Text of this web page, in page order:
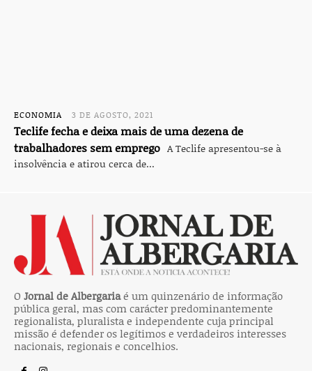
ECONOMIA 3 DE AGOSTO, 2021
Teclife fecha e deixa mais de uma dezena de
trabalhadores sem emprego A Teclife apresentou-se à
insolvência e atirou cerca de...
O Jornal de Albergariaé um quinzenário de informação
pública geral, mas com carácter predominantemente
regionalista, pluralista e independente cuja principal
missão é defender os legítimos e verdadeiros interesses
nacionais, regionais e concelhios.